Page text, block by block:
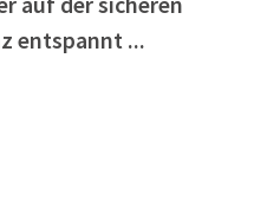
entspannt ...